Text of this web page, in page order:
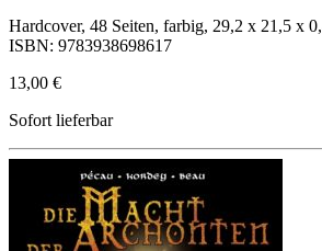
Hardcover, 48 Seiten, farbig, 29,2 x 21,5 x
ISBN: 9783938698617
13,00 €
Sofort lieferbar